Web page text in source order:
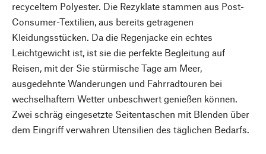
recyceltem Polyester. Die Rezyklate stammen aus Post-
Consumer-Textilien, aus bereits getragenen
Kleidungsstücken. Da die Regenjacke ein echtes
Leichtgewicht ist, ist sie die perfekte Begleitung auf
Reisen, mit der Sie stürmische Tage am Meer,
ausgedehnte Wanderungen und Fahrradtouren bei
wechselhaftem Wetter unbeschwert genießen können.
Zwei schräg eingesetzte Seitentaschen mit Blenden über
dem Eingriff verwahren Utensilien des täglichen Bedarfs.